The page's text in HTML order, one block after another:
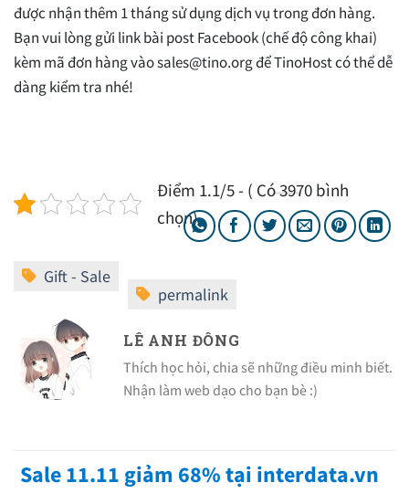
được nhận thêm 1 tháng sử dụng dịch vụ trong đơn hàng.
Bạn vui lòng gửi link bài post Facebook (chế độ công khai)
kèm mã đơn hàng vàosales@tino.orgđể TinoHost có thể dễ
dàng kiểm tra nhé!
Điểm 1.1/5 - ( Có 3970 bình
chọn)
LÊ ANH ĐÔNG
Thích học hỏi, chia sẽ những điều minh biết.
Nhận làm web dạo cho bạn bè :)
Sale 11.11 giảm 68% tại interdata.vn